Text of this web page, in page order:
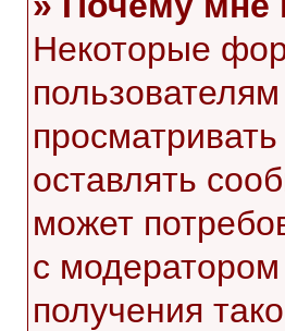
Некоторые
оставлять
может
с
получения